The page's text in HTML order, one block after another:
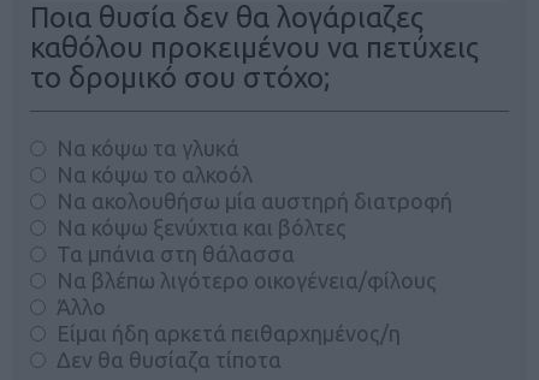
Ποια θυσία δεν θα λογάριαζες
καθόλου προκειμένου να πετύχεις
το δρομικό σου στόχο;
Να κόψω τα γλυκά
Να κόψω το αλκοόλ
Να ακολουθήσω μία αυστηρή διατροφή
Να κόψω ξενύχτια και βόλτες
Τα μπάνια στη θάλασσα
Να βλέπω λιγότερο οικογένεια/φίλους
Άλλο
Είμαι ήδη αρκετά πειθαρχημένος/η
Δεν θα θυσίαζα τίποτα